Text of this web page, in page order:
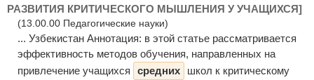
РАЗВИТИЯ КРИТИЧЕСКОГО МЫШЛЕНИЯ У УЧАЩИХСЯ]
(13.00.00 Педагогические науки)
... Узбекистан Аннотация: в этой статье рассматривается
эффективность методов обучения, направленных на
привлечение учащихся
средних
школ к критическому